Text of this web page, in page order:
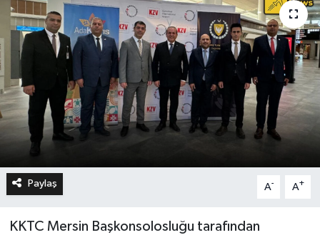
Paylaş A- A+
KKTC Mersin Başkonsolosluğu tarafından